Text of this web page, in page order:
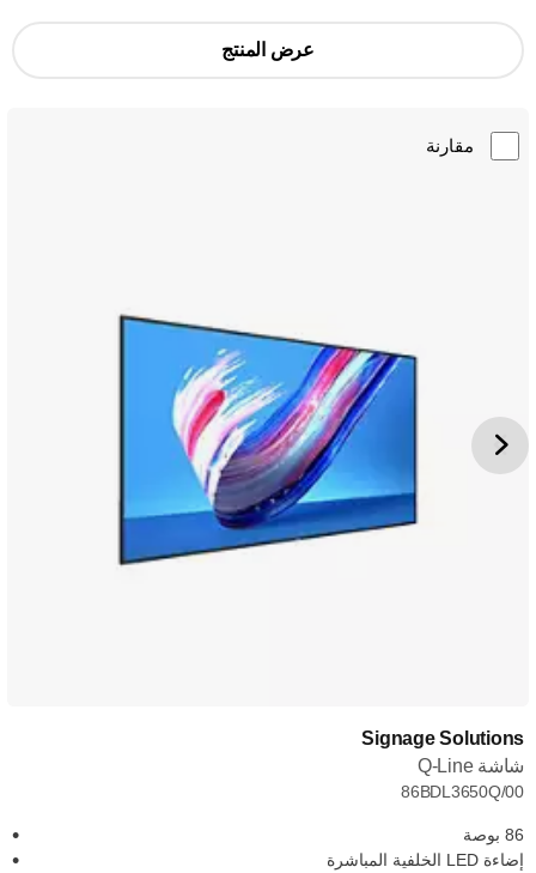
عرض المنتج
مقارنة
Signage Solutions
شاشة Q-Line
86BDL3650Q/00
86 بوصة
إضاءة LED الخلفية المباشرة